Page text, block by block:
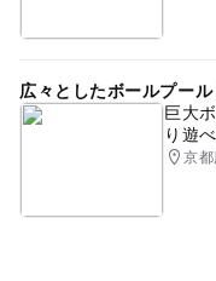
広々としたボールプー
巨大
り遊
京